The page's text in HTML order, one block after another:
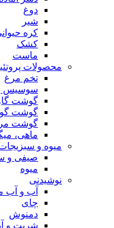
دوغ
شیر
کره
کشک
ماست
محصولات
تخم مرغ
سوسیس
گوشت
گوشت
گوشت
ماهی،
میوه و
صیفی و
میوه
نوشیدنی
آب و آب
چای
دمنوش
شربت و